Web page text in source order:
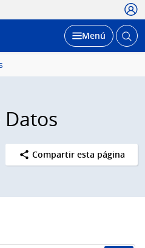
Desplegar
Menú Abrir
Compartir esta página